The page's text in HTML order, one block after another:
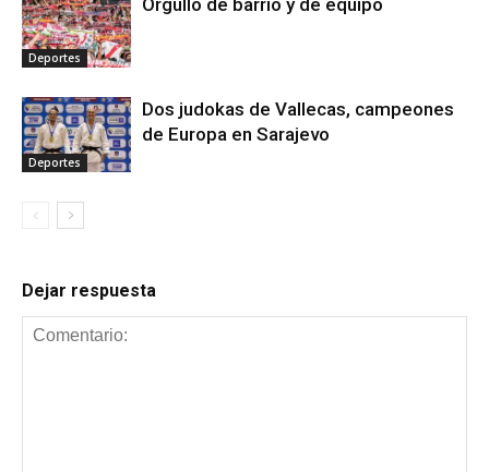
Deportes
Orgullo de barrio y de equipo
Deportes
Dos judokas de Vallecas, campeones
de Europa en Sarajevo
Dejar respuesta